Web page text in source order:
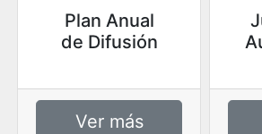
Plan Anual
de Difusión
Ver más